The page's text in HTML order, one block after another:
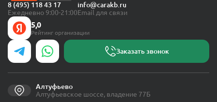
8 (495) 118 43 17
Ежедневно 9:00-21:00
info@carakb.ru
Email для связи
5,0
Рейтинг организации
Заказать звонок
Алтуфьево
Алтуфьевское шоссе, владение 77Б